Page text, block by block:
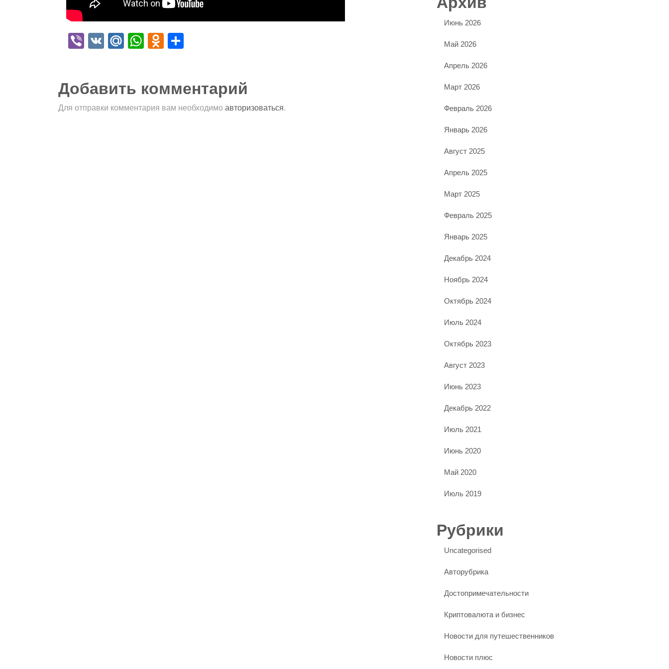
Viber
VK Mail.Ru
WhatsApp
Odnoklassniki
Добавить комментарий
Для отправки комментария вам необходимо авторизоваться.
Июнь 2026
Май 2026
Апрель 2026
Март 2026
Февраль 2026
Январь 2026
Август 2025
Апрель 2025
Март 2025
Февраль 2025
Январь 2025
Декабрь 2024
Ноябрь 2024
Октябрь 2024
Июль 2024
Октябрь 2023
Август 2023
Июнь 2023
Декабрь 2022
Июль 2021
Июнь 2020
Май 2020
Июль 2019
Рубрики
Uncategorised
Авторубрика
Достопримечательности
Криптовалюта и бизнес
Новости для путешественников
Новости плюс